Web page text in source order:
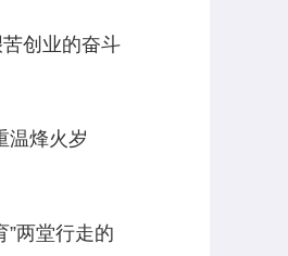
创业的奋斗
温烽火岁
两堂行走的